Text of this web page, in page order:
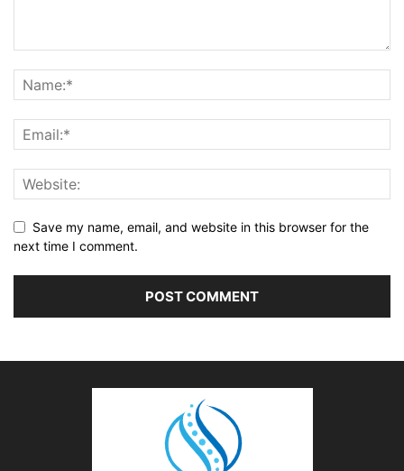
Save my name, email, and website in this browser for the
next time I comment.